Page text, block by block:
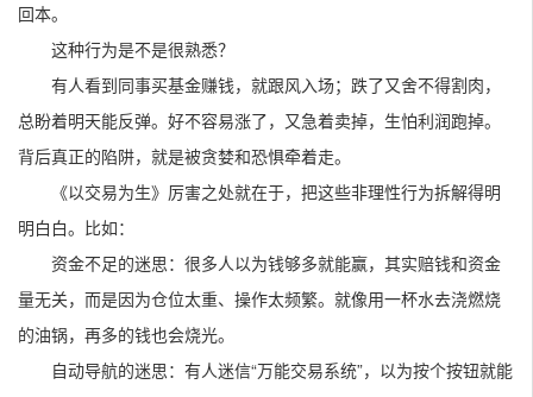
回本。
这种行为是不是很熟悉？
有人看到同事买基金赚钱，就跟风入场；跌了又舍不得割肉，
总盼着明天能反弹。好不容易涨了，又急着卖掉，生怕利润跑掉。
背后真正的陷阱，就是被贪婪和恐惧牵着走。
《以交易为生》厉害之处就在于，把这些非理性行为拆解得明
明白白。比如：
资金不足的迷思：很多人以为钱够多就能赢，其实赔钱和资金
量无关，而是因为仓位太重、操作太频繁。就像用一杯水去浇燃烧
的油锅，再多的钱也会烧光。
自动导航的迷思：有人迷信“万能交易系统”，以为按个按钮就能